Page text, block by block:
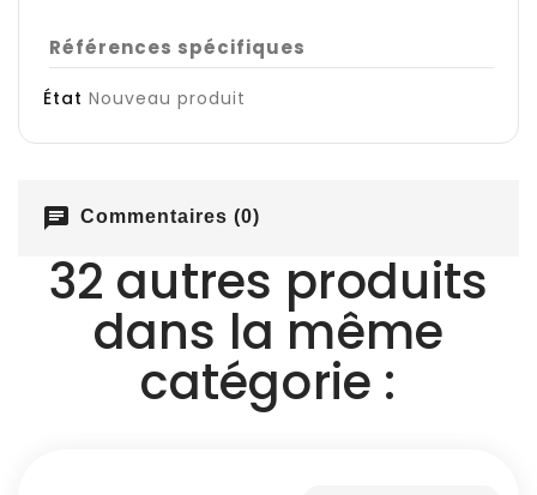
Références spécifiques
État Nouveau produit
chat Commentaires (0)
32 autres produits
dans la même
catégorie :